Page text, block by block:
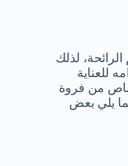
لذلك
للعناية
من فروة
يلي بعض